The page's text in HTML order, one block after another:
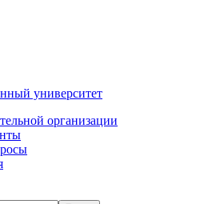
университет
организации